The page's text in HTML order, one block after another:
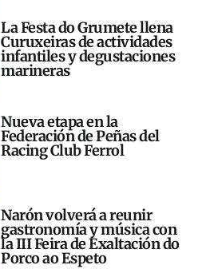
La Festa do Grumete llena
Curuxeiras de actividades
infantiles y degustaciones
marineras
Nueva etapa en la
Federación de Peñas del
Racing Club Ferrol
Narón volverá a reunir
gastronomía y música con
la III Feira de Exaltación do
Porco ao Espeto